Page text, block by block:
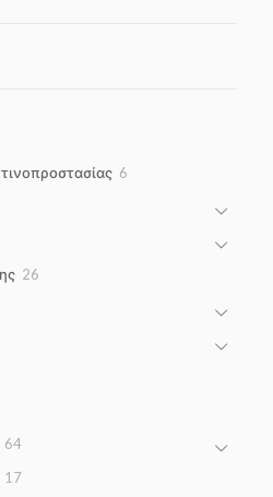
6
26
6464
1717